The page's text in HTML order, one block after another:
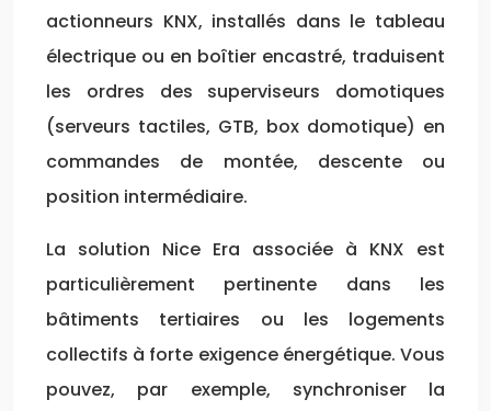
actionneurs KNX, installés dans le tableau
électrique ou en boîtier encastré, traduisent
les ordres des superviseurs domotiques
(serveurs tactiles, GTB, box domotique) en
commandes de montée, descente ou
position intermédiaire.
La solution Nice Era associée à KNX est
particulièrement pertinente dans les
bâtiments tertiaires ou les logements
collectifs à forte exigence énergétique. Vous
pouvez, par exemple, synchroniser la